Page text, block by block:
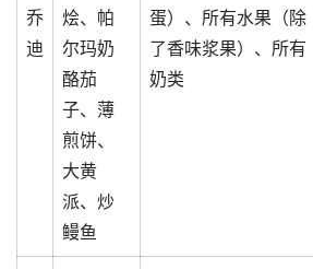
乔
迪
烩、帕
尔玛奶
酪茄
子、薄
煎饼、
大黄
派、炒
鳗鱼
蛋）、所有水果（除
了香味浆果）、所有
奶类